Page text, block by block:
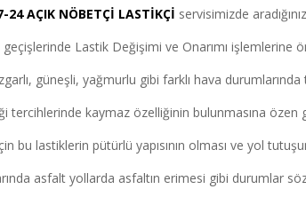
24 AÇIK NÖBETÇİ LASTİKÇİ servisimizde
Lastik Değişimi ve Onarımı işlemlerine
güneşli, yağmurlu gibi farklı hava
tercihlerinde kaymaz özelliğinin bulunmasına özen
bu lastiklerin pütürlü yapısının olması ve yol
asfalt yollarda asfaltın erimesi gibi durumlar